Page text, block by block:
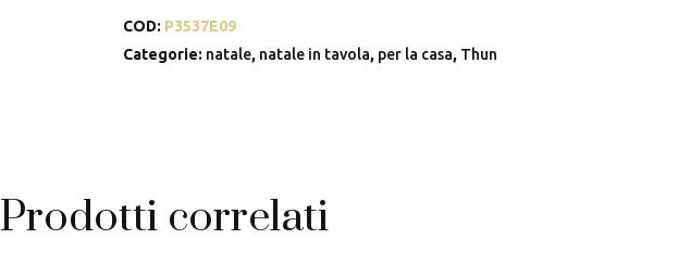
COD: P3537E09
Categorie: natale, natale in tavola, per la casa, Thun
Prodotti correlati